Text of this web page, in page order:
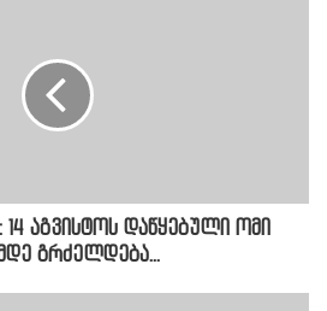
აგვისტოს დაწყებული ომი
გრძელდება...